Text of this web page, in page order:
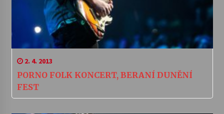
2. 4. 2013
PORNO FOLK KONCERT, BERANÍ DUNĚNÍ
FEST